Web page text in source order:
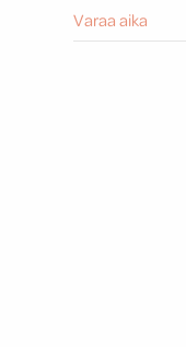
Varaa aika